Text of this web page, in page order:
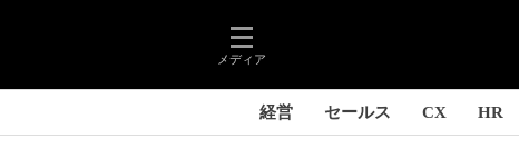
メディア
経営 セールス CX HR